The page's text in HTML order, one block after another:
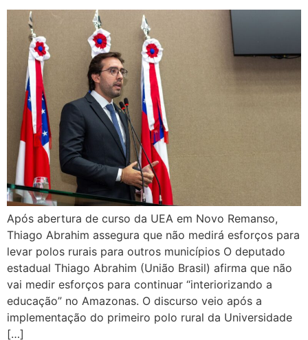
Após abertura de curso da UEA em Novo Remanso,
Thiago Abrahim assegura que não medirá esforços para
levar polos rurais para outros municípios O deputado
estadual Thiago Abrahim (União Brasil) afirma que não
vai medir esforços para continuar “interiorizando a
educação” no Amazonas. O discurso veio após a
implementação do primeiro polo rural da Universidade
[…]